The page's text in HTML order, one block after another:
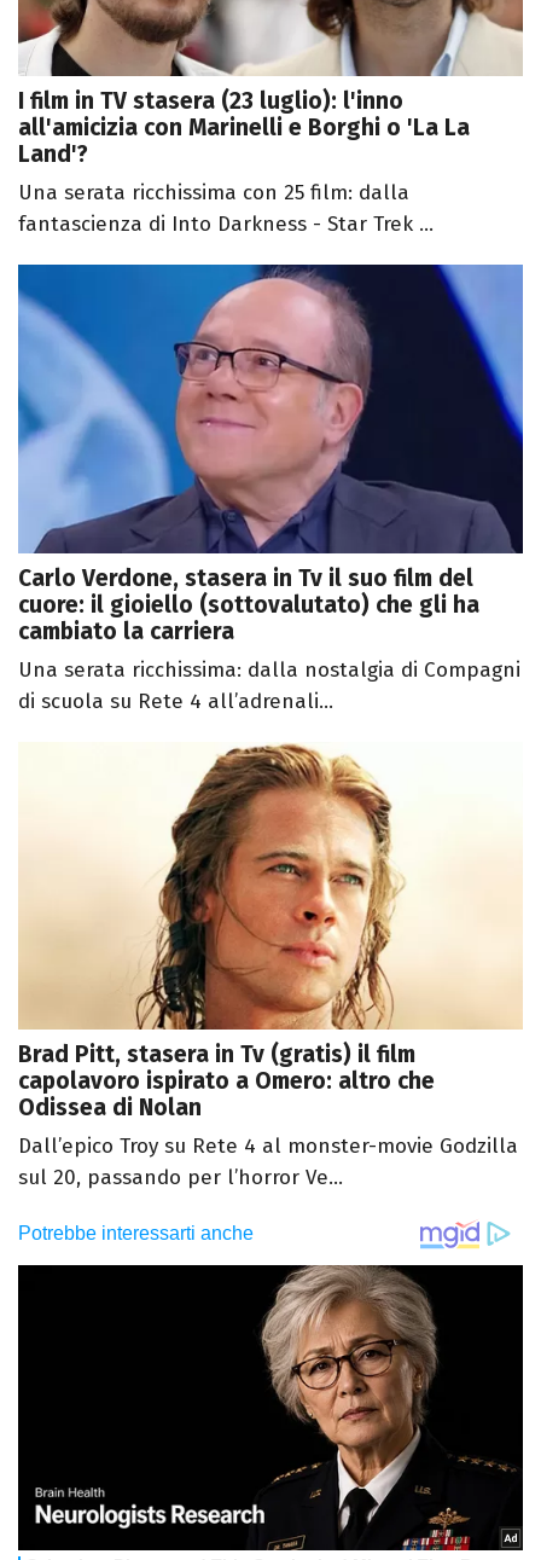
I film in TV stasera (23 luglio): l'inno
all'amicizia con Marinelli e Borghi o 'La La
Land'?
Una serata ricchissima con 25 film: dalla
fantascienza di Into Darkness - Star Trek ...
Carlo Verdone, stasera in Tv il suo film del
cuore: il gioiello (sottovalutato) che gli ha
cambiato la carriera
Una serata ricchissima: dalla nostalgia di Compagni
di scuola su Rete 4 all’adrenali...
Brad Pitt, stasera in Tv (gratis) il film
capolavoro ispirato a Omero: altro che
Odissea di Nolan
Dall’epico Troy su Rete 4 al monster-movie Godzilla
sul 20, passando per l’horror Ve...